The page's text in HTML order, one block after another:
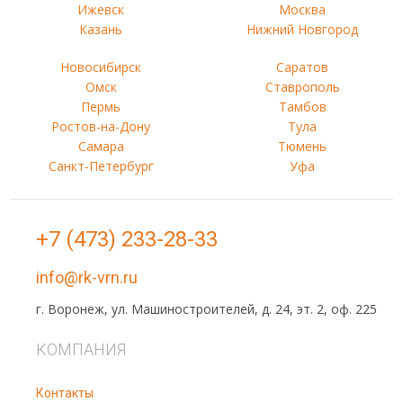
Ижевск
Казань
Москва
Нижний Новгород
Новосибирск
Омск
Пермь
Ростов-на-Дону
Самара
Санкт-Петербург
Саратов
Ставрополь
Тамбов
Тула
Тюмень
Уфа
+7 (473) 233-28-33
info@rk-vrn.ru
г. Воронеж, ул. Машиностроителей, д. 24, эт. 2, оф. 225
КОМПАНИЯ
Контакты